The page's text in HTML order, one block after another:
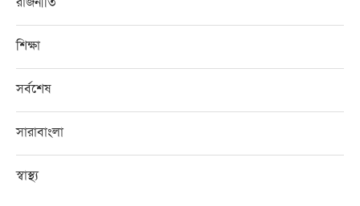
শিক্ষা
সর্বশেষ
সারাবাংলা
স্বাস্থ্য